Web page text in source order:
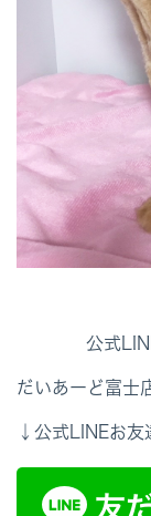
公式
だいあーど富士
↓公式LINEお友